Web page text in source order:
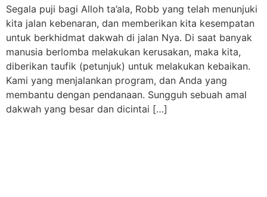
Segala puji bagi Alloh ta’ala, Robb yang telah menunjuki
kita jalan kebenaran, dan memberikan kita kesempatan
untuk berkhidmat dakwah di jalan Nya. Di saat banyak
manusia berlomba melakukan kerusakan, maka kita,
diberikan taufik (petunjuk) untuk melakukan kebaikan.
Kami yang menjalankan program, dan Anda yang
membantu dengan pendanaan. Sungguh sebuah amal
dakwah yang besar dan dicintai […]